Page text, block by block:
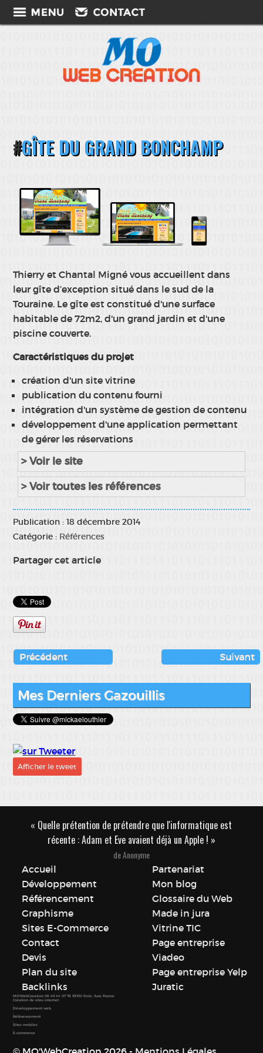
GÎTE DU GRAND BONCHAMP
Thierry et Chantal Migné vous accueillent dans
leur gîte d’exception situé dans le sud de la
Touraine. Le gîte est constitué d'une surface
habitable de 72m2, d'un grand jardin et d'une
piscine couverte.
Caractéristiques du projet
création d'un site vitrine
publication du contenu fourni
intégration d'un système de gestion de contenu
développement d'une application permettant
de gérer les réservations
> Voir le site
> Voir toutes les références
Publication : 18 décembre 2014
Catégorie : Références
Partager cet article
Précédent Suivant
Mes Derniers Gazouillis
Afficher le tweet
« Quelle prétention de prétendre que l'informatique est
récente : Adam et Eve avaient déjà un Apple ! »
de Anonyme
Accueil
Développement
Référencement
Graphisme
Sites E-Commerce
Contact
Devis
Plan du site
Backlinks
Partenariat
Mon blog
Glossaire du Web
Made in jura
Vitrine TIC
Page entreprise
Viadeo
Page entreprise Yelp
Juratic
MO'WebCreation 06 45 44 07 78 39100 Dole ,Jura France
Création de sites internet
Développement web
Référencement
Sites mobiles
E-commerce